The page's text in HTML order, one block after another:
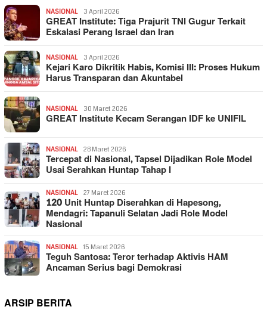
NASIONAL 3 April 2026
GREAT Institute: Tiga Prajurit TNI Gugur Terkait
Eskalasi Perang Israel dan Iran
NASIONAL 3 April 2026
Kejari Karo Dikritik Habis, Komisi III: Proses Hukum
Harus Transparan dan Akuntabel
NASIONAL 30 Maret 2026
GREAT Institute Kecam Serangan IDF ke UNIFIL
NASIONAL 28 Maret 2026
Tercepat di Nasional, Tapsel Dijadikan Role Model
Usai Serahkan Huntap Tahap I
NASIONAL 27 Maret 2026
120 Unit Huntap Diserahkan di Hapesong,
Mendagri: Tapanuli Selatan Jadi Role Model
Nasional
NASIONAL 15 Maret 2026
Teguh Santosa: Teror terhadap Aktivis HAM
Ancaman Serius bagi Demokrasi
ARSIP BERITA